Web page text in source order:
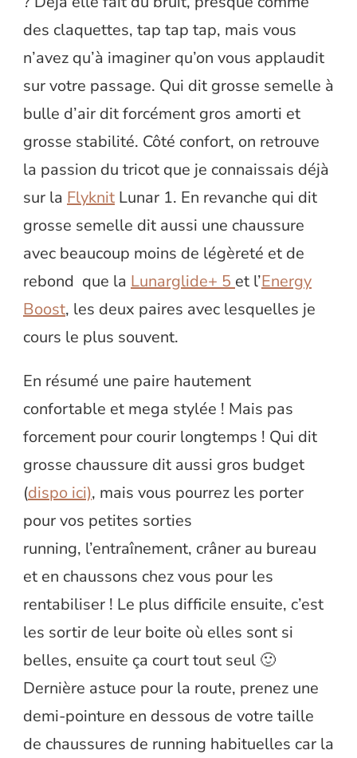
des claquettes, tap tap tap, mais vous
n’avez qu’à imaginer qu’on vous applaudit
sur votre passage. Qui dit grosse semelle à
bulle d’air dit forcément gros amorti et
grosse stabilité. Côté confort, on retrouve
la passion du tricot que je connaissais déjà
sur la Flyknit Lunar 1. En revanche qui dit
grosse semelle dit aussi une chaussure
avec beaucoup moins de légèreté et de
rebond que la Lunarglide+ 5 et l’Energy
Boost, les deux paires avec lesquelles je
cours le plus souvent.
En résumé une paire hautement
confortable et mega stylée ! Mais pas
forcement pour courir longtemps ! Qui dit
grosse chaussure dit aussi gros budget
(dispo ici), mais vous pourrez les porter
pour vos petites sorties
running, l’entraînement, crâner au bureau
et en chaussons chez vous pour les
rentabiliser ! Le plus difficile ensuite, c’est
les sortir de leur boite où elles sont si
belles, ensuite ça court tout seul 🙂
Dernière astuce pour la route, prenez une
demi-pointure en dessous de votre taille
de chaussures de running habituelles car la